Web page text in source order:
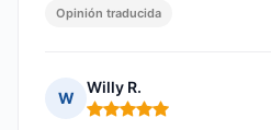
Opinión traducida
W
Willy R.
Nota: 5 de 5